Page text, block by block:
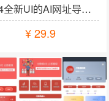
2024全新UI的AI网址导航系统源码 基于Thinkphp6框架
¥29.9